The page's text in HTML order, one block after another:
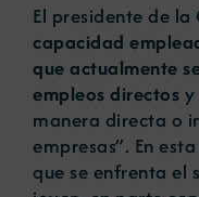
El presidente de
capacidad
que actualmente
empleos directos
manera directa o
empresas”. En
que se enfrenta el